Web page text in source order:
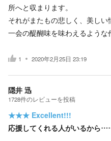
所へと収まります。
それがまたもの悲しく、美し
一会の醍醐味を味わえるような
1 2020年2月25日 23:19
隠井 迅
1728件のレビューを投稿
★★★ Excellent!!!
応援してくれる人がいるから